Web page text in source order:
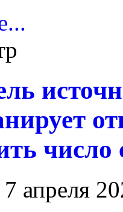
число
апреля